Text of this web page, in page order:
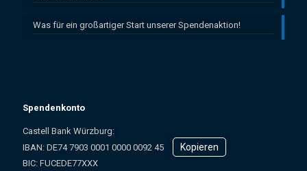
Was für ein großartiger Start unserer Spendenaktion!
Spendenkonto
Castell Bank Würzburg:
IBAN: ­DE74 7903 0001 0000 0092 45
Kopieren
BIC: FUCEDE77XXX